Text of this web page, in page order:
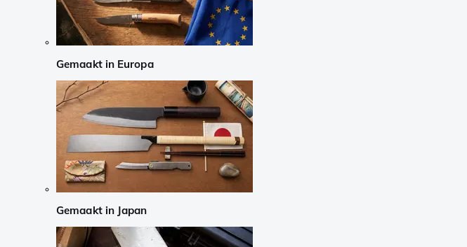
Gemaakt in Europa
Gemaakt in Japan